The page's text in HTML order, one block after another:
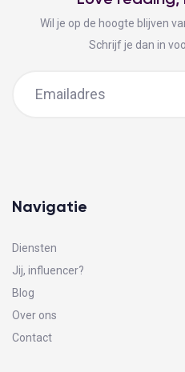
Wil je op de hoogte blijven
Schrijf je dan in
Navigatie
Diensten
Jij, influencer?
Blog
Over ons
Contact